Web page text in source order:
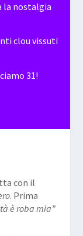
la nostalgia
clou vissuti
31!
con il
. Prima
è roba mia”